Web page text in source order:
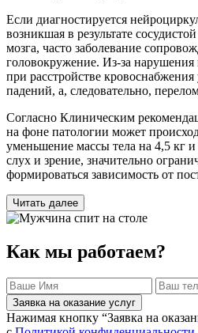
Если диагностируется
возникшая в результате
мозга, часто заболевание
головокружение. Из-за
при расстройстве кровоснабжения
падений, а, следовательно,
Согласно Клиническим
на фоне патологии может
уменьшение массы тела на 4,5 кг и
слух и зрение, значительно
формироваться зависимость от
Читать далее
Как мы работаем?
Заявка на оказание услуг
Нажимая кнопку “Заявка на